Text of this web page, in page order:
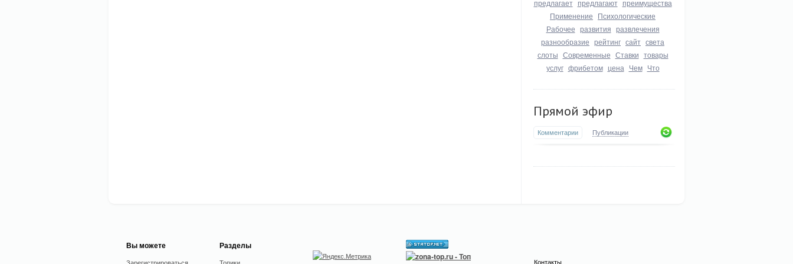
предлагает предлагают преимущества
Применение Психологические
Рабочее развития развлечения
разнообразие рейтинг сайт света
слоты Современные Ставки товары
услуг фрибетом цена Чем Что
Прямой эфир
Комментарии Публикации
Вы можете Разделы
Контакты